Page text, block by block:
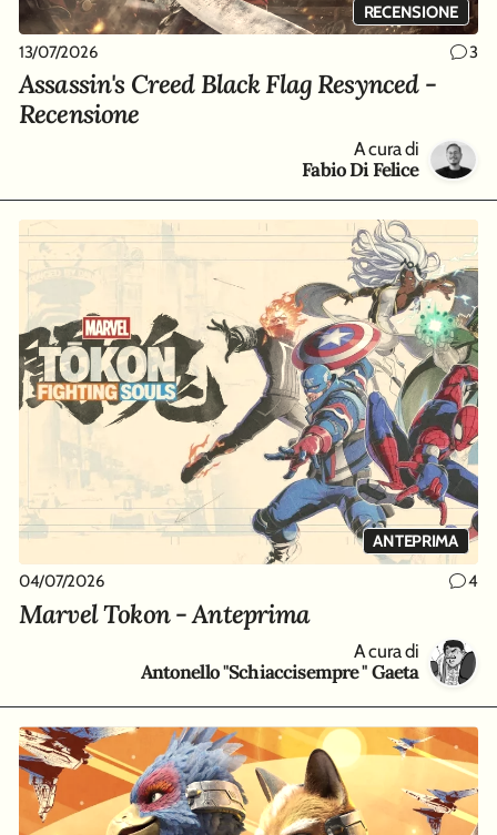
RECENSIONE
13/07/2026 3
Assassin's Creed Black Flag Resynced -
Recensione
A cura di
Fabio Di Felice
ANTEPRIMA
04/07/2026 4
Marvel Tokon - Anteprima
A cura di
Antonello "Schiaccisempre " Gaeta